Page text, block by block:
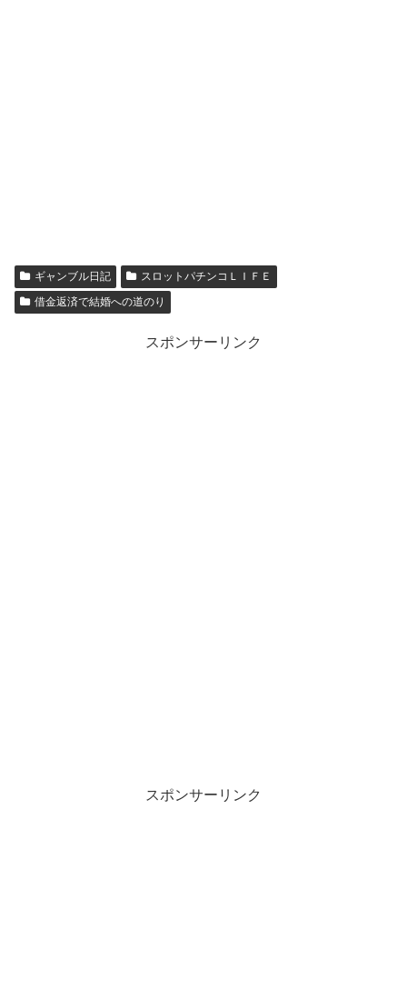
ギャンブル日記
スロットパチンコＬＩＦＥ
借金返済で結婚への道のり
スポンサーリンク
スポンサーリンク